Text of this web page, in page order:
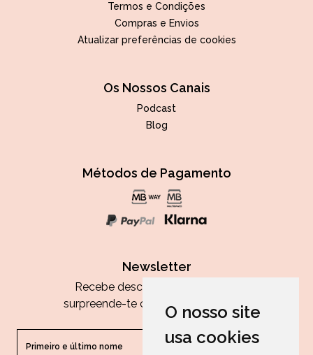
O nosso site
usa cookies
Termos e Condições
Compras e Envios
Atualizar preferências de cookies
Os Nossos Canais
Podcast
Blog
Métodos de Pagamento
Newsletter
Recebe descontos exclusivos e
surpreende-te com as nossas dicas.